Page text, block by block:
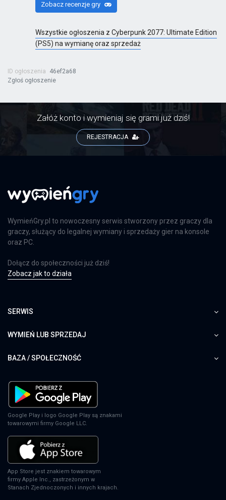
Zobacz recenzje gry
Wszystkie ogłoszenia z Cyberpunk 2077: Ultimate Edition
(PS5) na wymianę oraz sprzedaż
ID ogłoszenia
46ef2a68
Zgłoś ogłoszenie
Załóż konto i wymieniaj się grami już dziś!
REJESTRACJA
WymieńGry.pl to nowoczesny serwis stworzony przez graczy dla
graczy, służący do legalnej wymiany i sprzedaży gier na konsole
oraz PC.
Dołącz do społeczności już dziś!
Zobacz jak to działa
SERWIS
WYMIEŃ LUB SPRZEDAJ
BAZA / SPOŁECZNOŚĆ
Google Play i logo Google Play są znakami
towarowymi firmy Google LLC.
App Store jest znakiem towarowym
firmy Apple Inc., zastrzeżonym w
Stanach Zjednoczonych i innych krajach.